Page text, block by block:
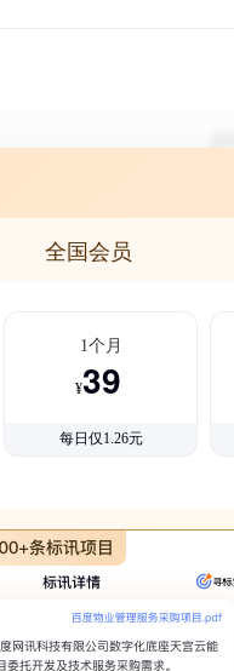
全国会员
1个月
¥39
每日仅1.26元